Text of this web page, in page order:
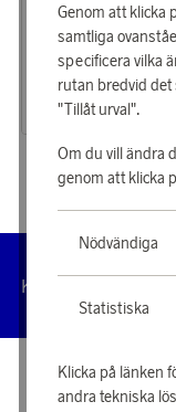
Philips
Tjäna 183 poäng
5 880 poäng
182 kr
Genom att klicka
samtliga
specificera vilka
rutan bredvid det
"Tillåt urval".
Om du vill ändra
genom att klicka
Nödvändiga
Statistiska
Klicka på länken
andra tekniska
Kundservice
© 2026 Scandinavian